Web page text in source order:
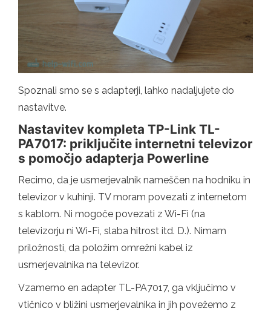
Spoznali smo se s adapterji, lahko nadaljujete do
nastavitve.
Nastavitev kompleta TP-Link TL-
PA7017: priključite internetni televizor
s pomočjo adapterja Powerline
Recimo, da je usmerjevalnik nameščen na hodniku in
televizor v kuhinji. TV moram povezati z internetom
s kablom. Ni mogoče povezati z Wi-Fi (na
televizorju ni Wi-Fi, slaba hitrost itd. D.). Nimam
priložnosti, da položim omrežni kabel iz
usmerjevalnika na televizor.
Vzamemo en adapter TL-PA7017, ga vključimo v
vtičnico v bližini usmerjevalnika in jih povežemo z